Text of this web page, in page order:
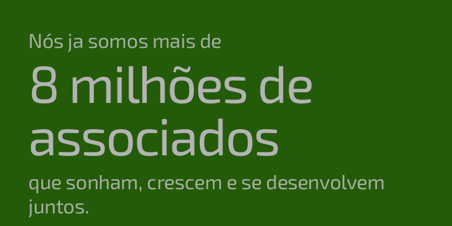
Nós ja somos mais de
8 milhões de
associados
que sonham, crescem e se desenvolvem
juntos.